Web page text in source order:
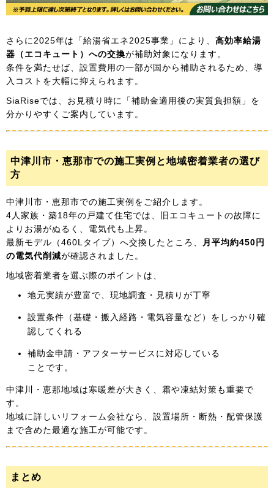
さらに2025年は「給湯省エネ2025事業」により、 高効率給湯
器（エコキュート）への交換が補助対象になります。
条件を満たせば、設置費用の一部が国から補助されるため、導
入コストを大幅に抑えられます。
SiaRiseでは、お見積り時に「補助金適用後の実質負担額」を
分かりやすくご案内しています。
中津川市・恵那市での施工実例と地域密着業者の選び
方
中津川市・恵那市での施工実例をご紹介します。
4人家族・築18年の戸建て住宅では、旧エコキュートの故障に
よりお湯がぬるく、電気代も上昇。
最新モデル（460Lタイプ）へ交換したところ、
月平均約450円
の電気代削減が確認されました。
地域密着業者を選ぶ際のポイントは、
地元実績が豊富で、現地調査・見積りが丁寧
設置条件（基礎・搬入経路・電気容量など）をしっかり確
認してくれる
補助金申請・アフターサービスに対応している
ことです。
中津川・恵那地域は寒暖差が大きく、霜や凍結対策も重要で
す。
地域に詳しいリフォーム会社なら、設置場所・断熱・配管保護
まで含めた最適な施工が可能です。
まとめ